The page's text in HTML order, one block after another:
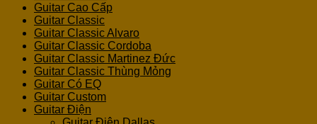
Guitar Cao Cấp
Guitar Classic
Guitar Classic Alvaro
Guitar Classic Cordoba
Guitar Classic Martinez Đức
Guitar Classic Thùng Mỏng
Guitar Có EQ
Guitar Custom
Guitar Điện